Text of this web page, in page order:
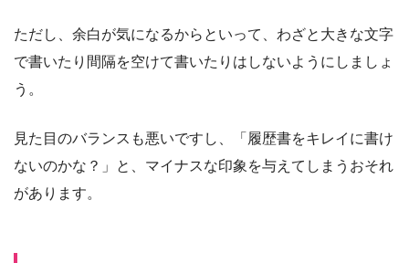
ただし、余白が気になるからといって、わざと大きな文字
で書いたり間隔を空けて書いたりはしないようにしましょ
う。
見た目のバランスも悪いですし、「履歴書をキレイに書け
ないのかな？」と、マイナスな印象を与えてしまうおそれ
があります。